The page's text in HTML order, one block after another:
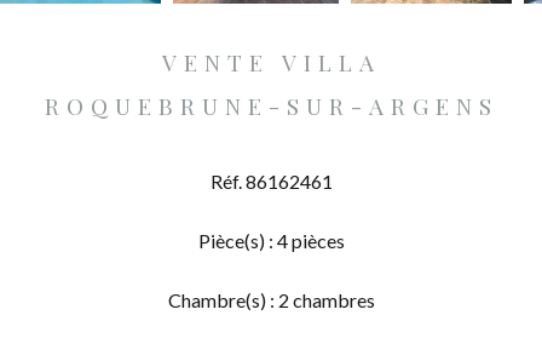
VENTE VILLA
ROQUEBRUNE-SUR-ARGENS
Réf. 86162461
Pièce(s) : 4 pièces
Chambre(s) : 2 chambres